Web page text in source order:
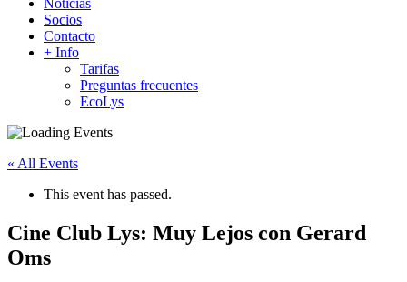
Noticias
Socios
Contacto
+ Info
Tarifas
Preguntas frecuentes
EcoLys
« All Events
This event has passed.
Cine Club Lys: Muy Lejos con Gerard
Oms